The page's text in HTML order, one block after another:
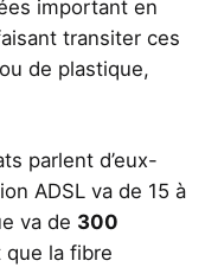
important en
transiter ces
de plastique,
parlent d’eux-
ADSL va de 15 à
va de 300
que la fibre